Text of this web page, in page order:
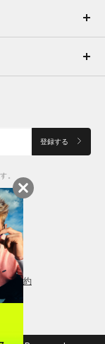
登録する
。
会員規約